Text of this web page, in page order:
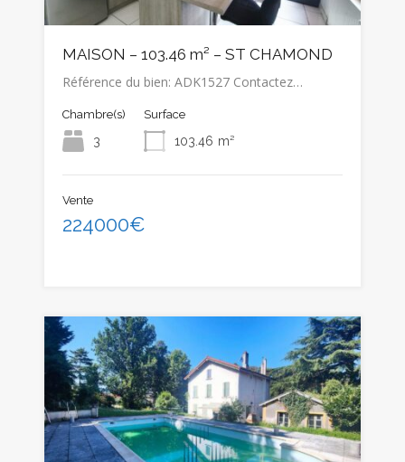
MAISON – 103.46 m² – ST CHAMOND
Référence du bien: ADK1527 Contactez…
Chambre(s)
3
Surface
103.46 m²
Vente
224000€